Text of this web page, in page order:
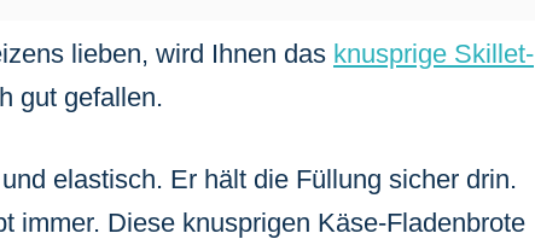
lieben, wird Ihnen das knusprige Skillet-
gut gefallen.
elastisch. Er hält die Füllung sicher drin.
immer. Diese knusprigen Käse-Fladenbrote